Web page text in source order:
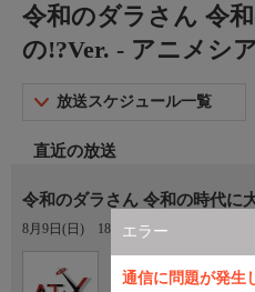
エラー
通信に問題が発生
令和のダラさん 令
の!?Ver. - アニメシ
放送スケジュール一覧
直近の放送
令和のダラさん 令和の時代に
8月9日(日) 18:00〜21:00
アニメシアターX（